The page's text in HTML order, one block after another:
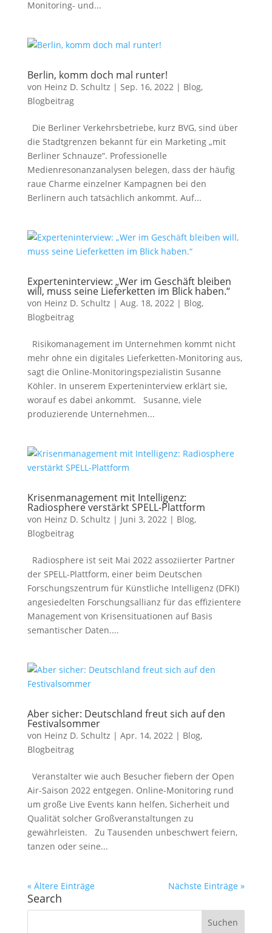
Monitoring- und...
Berlin, komm doch mal runter!
von Heinz D. Schultz | Sep. 16, 2022| Blog,
Blogbeitrag
Die Berliner Verkehrsbetriebe, kurz BVG, sind über
die Stadtgrenzen bekannt für ein Marketing „mit
Berliner Schnauze“. Professionelle
Medienresonanzanalysen belegen, dass der häufig
raue Charme einzelner Kampagnen bei den
Berlinern auch tatsächlich ankommt. Auf...
Experteninterview: „Wer im Geschäft bleiben
will, muss seine Lieferketten im Blick haben.“
von Heinz D. Schultz | Aug. 18, 2022| Blog,
Blogbeitrag
Risikomanagement im Unternehmen kommt nicht
mehr ohne ein digitales Lieferketten-Monitoring aus,
sagt die Online-Monitoringspezialistin Susanne
Köhler. In unserem Experteninterview erklärt sie,
worauf es dabei ankommt. Susanne, viele
produzierende Unternehmen...
Krisenmanagement mit Intelligenz:
Radiosphere verstärkt SPELL-Plattform
von Heinz D. Schultz | Juni 3, 2022| Blog,
Blogbeitrag
Radiosphere ist seit Mai 2022 assoziierter Partner
der SPELL-Plattform, einer beim Deutschen
Forschungszentrum für Künstliche Intelligenz (DFKI)
angesiedelten Forschungsallianz für das effizientere
Management von Krisensituationen auf Basis
semantischer Daten....
Aber sicher: Deutschland freut sich auf den
Festivalsommer
von Heinz D. Schultz | Apr. 14, 2022| Blog,
Blogbeitrag
Veranstalter wie auch Besucher fiebern der Open
Air-Saison 2022 entgegen. Online-Monitoring rund
um große Live Events kann helfen, Sicherheit und
Qualität solcher Großveranstaltungen zu
gewährleisten. Zu Tausenden unbeschwert feiern,
tanzen oder seine...
« Ältere Einträge Nächste Einträge »
Search